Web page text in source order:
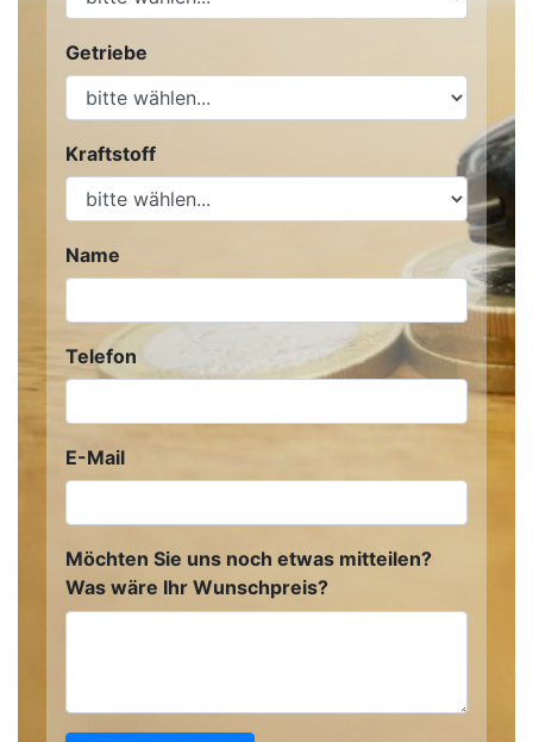
Getriebe
Kraftstoff
Name
Telefon
E-Mail
Möchten Sie uns noch etwas mitteilen?
Was wäre Ihr Wunschpreis?